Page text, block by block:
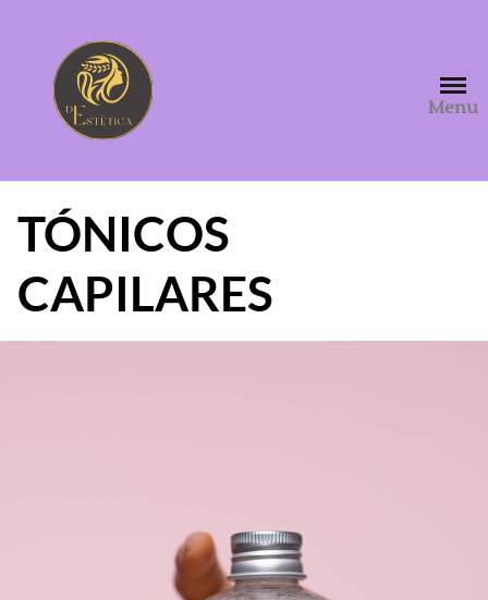
contenido
Menu
TÓNICOS
CAPILARES